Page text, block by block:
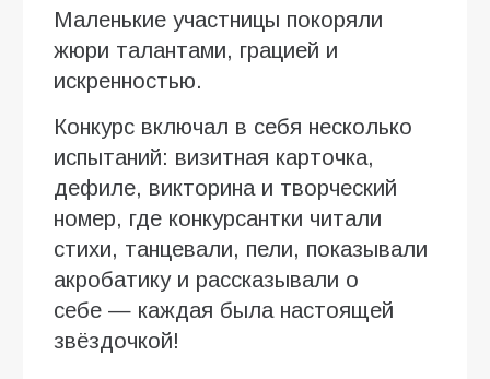
Маленькие участницы покоряли
жюри талантами, грацией и
искренностью.
Конкурс включал в себя несколько
испытаний: визитная карточка,
дефиле, викторина и творческий
номер, где конкурсантки читали
стихи, танцевали, пели, показывали
акробатику и рассказывали о
себе — каждая была настоящей
звёздочкой!